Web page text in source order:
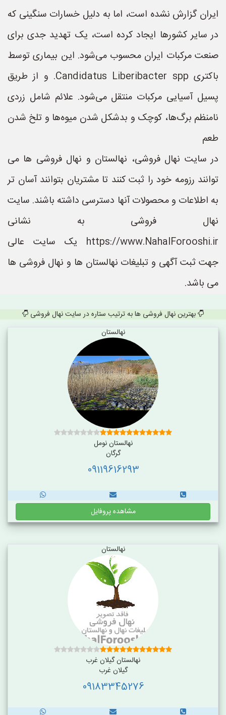
ایران گزارش نشده است، اما به دلیل خسارات سنگینی که
در سایر کشورها ایجاد کرده است، یک تهدید جدی برای
صنعت مرکبات ایران محسوب می‌شود. این بیماری توسط
باکتری Candidatus Liberibacter spp. و از طریق
پسیل آسیایی مرکبات منتقل می‌شود. علائم شامل زردی
نامنظم برگ‌ها، کوچک و بدشکل شدن میوه‌ها و تلخ شدن
طعم
در سایت نهال فروشی، نهالستان و نهال فروشی ها می
توانند رزومه خود را ثبت کنند تا مشتریان بتوانند آسان تر
به اطلاعات و محصولات آنها دسترسی داشته باشند. سایت
نهال فروشی به نشانی
https://www.NahalForooshi.ir یک سایت عالی
جهت ثبت آگهی و تبلیغات نهالستان ها و نهال فروشی ها
می باشد.
بهترین نهال فروشی ها به ترتیب ستاره در سایت نهال فروشی
نهالستان
نهالستان نومل
گرگان
09119616293
مشاهده پروفایل
نهالستان
نهالستان گیلان غرب
گیلان غرب
09183345276